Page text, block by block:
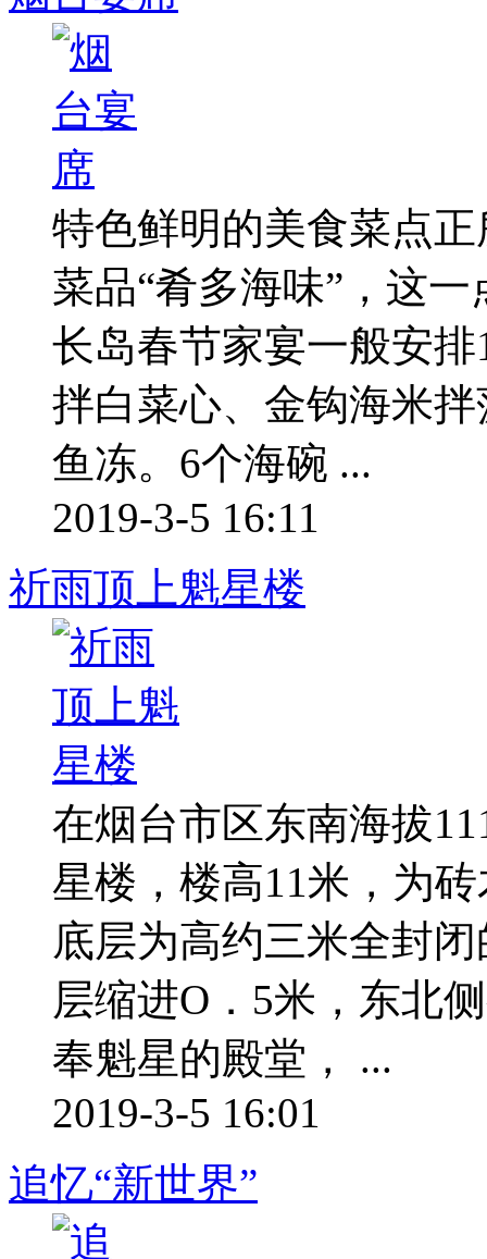
特色鲜明的美食菜点
菜品“肴多海味”，这
长岛春节家宴一般安
拌白菜心、金钩海米
鱼冻。6个海碗 ...
2019-3-5 16:11
祈雨顶上魁星楼
在烟台市区东南海拔
星楼，楼高11米，为
底层为高约三米全封
层缩进O．5米，东北
奉魁星的殿堂， ...
2019-3-5 16:01
追忆“新世界”